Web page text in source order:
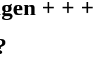
+ + +